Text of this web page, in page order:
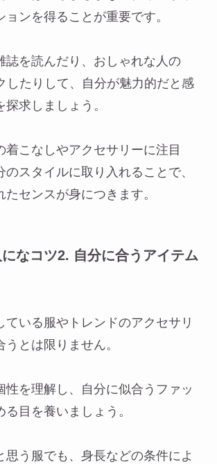
ョンを得ることが重要です。
誌を読んだり、おしゃれな人の
したりして、自分が魅力的だと感
探求しましょう。
着こなしやアクセサリーに注目
のスタイルに取り入れることで、
センスが身につきます。
なコツ2. 自分に合うアイテム
ている服やトレンドのアクセサリ
とは限りません。
性を理解し、自分に似合うファッ
目を養いましょう。
思う服でも、身長などの条件によ